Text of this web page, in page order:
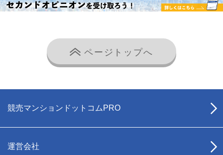
ページトップへ
競売マンションドットコムPRO
運営会社